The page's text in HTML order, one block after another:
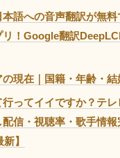
語への音声翻訳が無
リ！Google翻訳
の現在｜国籍・年齢・
ってイイですか？テレ
配信・視聴率・歌手情
】